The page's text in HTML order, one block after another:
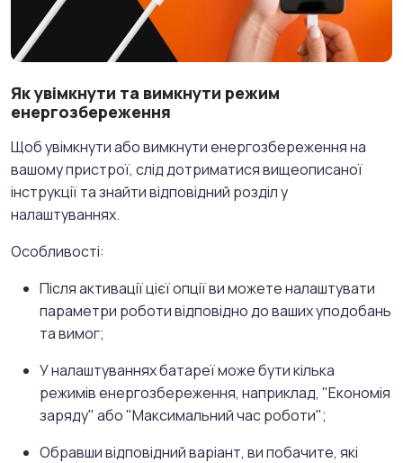
Як увімкнути та вимкнути режим
енергозбереження
Щоб увімкнути або вимкнути енергозбереження на
вашому пристрої, слід дотриматися вищеописаної
інструкції та знайти відповідний розділ у
налаштуваннях.
Особливості:
Після активації цієї опції ви можете налаштувати
параметри роботи відповідно до ваших уподобань
та вимог;
У налаштуваннях батареї може бути кілька
режимів енергозбереження, наприклад, "Економія
заряду" або "Максимальний час роботи";
Обравши відповідний варіант, ви побачите, які